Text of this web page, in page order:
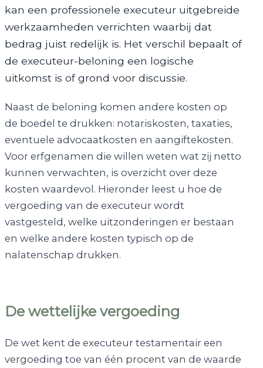
kan een professionele executeur uitgebreide
werkzaamheden verrichten waarbij dat
bedrag juist redelijk is. Het verschil bepaalt of
de executeur-beloning een logische
uitkomst is of grond voor discussie.
Naast de beloning komen andere kosten op
de boedel te drukken: notariskosten, taxaties,
eventuele advocaatkosten en aangiftekosten.
Voor erfgenamen die willen weten wat zij netto
kunnen verwachten, is overzicht over deze
kosten waardevol. Hieronder leest u hoe de
vergoeding van de executeur wordt
vastgesteld, welke uitzonderingen er bestaan
en welke andere kosten typisch op de
nalatenschap drukken.
De wettelijke vergoeding
De wet kent de executeur testamentair een
vergoeding toe van één procent van de waarde